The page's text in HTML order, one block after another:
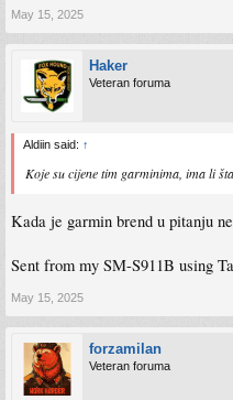
May 15, 2025
Haker
Veteran foruma
Aldiin said: ↑
Koje su cijene tim garminima, ima li
Kada je garmin brend u pitanju
Sent from my SM-S911B using
May 15, 2025
forzamilan
Veteran foruma